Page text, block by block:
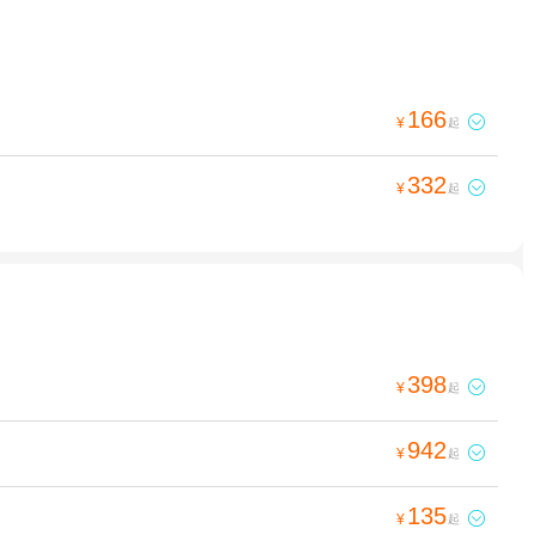
¥ 166起 
¥332 起 
¥398起 
¥ 942 起 
¥ 135起 